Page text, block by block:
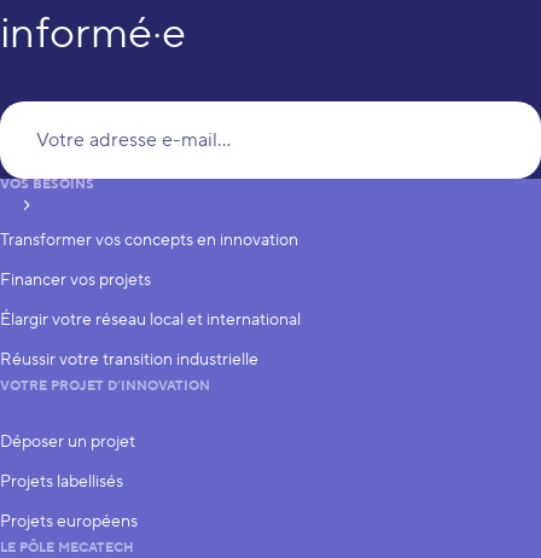
informé·e
S’inscrire
VOS BESOINS
Transformer vos concepts en innovation
Financer vos projets
Élargir votre réseau local et international
Réussir votre transition industrielle
VOTRE PROJET D’INNOVATION
Déposer un projet
Projets labellisés
Projets européens
LE PÔLE MECATECH